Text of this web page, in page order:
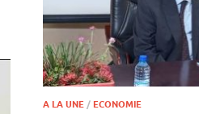
A LA UNE /ECONOMIE